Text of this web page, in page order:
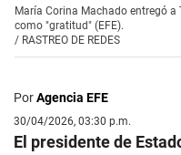
María Corina Machado entregó
como "gratitud" (EFE).
/ RASTREO DE REDES
PorAgencia EFE
30/04/2026, 03:30 p.m.
El presidente de